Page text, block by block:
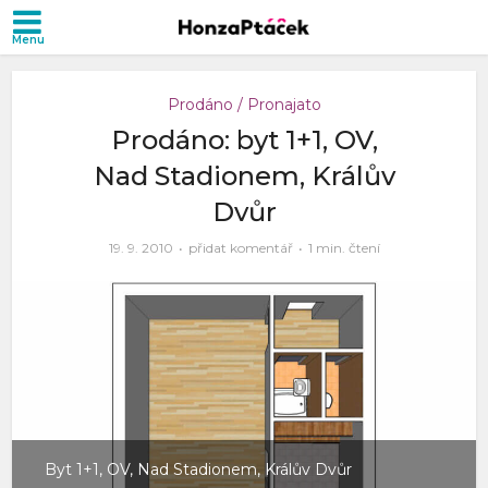
Prodáno / Pronajato
Prodáno: byt 1+1, OV,
Nad Stadionem, Králův
Dvůr
19. 9. 2010 přidat komentář 1 min. čtení
Byt 1+1, OV, Nad Stadionem, Králův Dvůr